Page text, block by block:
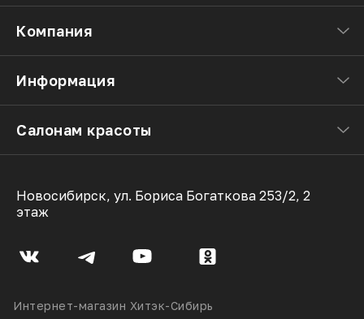
Компания
Информация
Салонам красоты
Новосибирск, ул. Бориса Богаткова 253/2, 2
этаж
Интернет-магазин Хитэк-Сибирь